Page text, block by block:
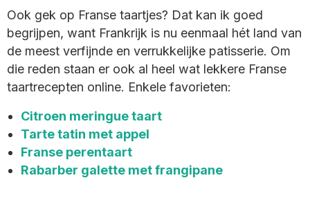
Ook gek op Franse taartjes? Dat kan ik goed
begrijpen, want Frankrijk is nu eenmaal hét land van
de meest verfijnde en verrukkelijke patisserie. Om
die reden staan er ook al heel wat lekkere Franse
taartrecepten online. Enkele favorieten:
Citroen meringue taart
Tarte tatin met appel
Franse perentaart
Rabarber galette met frangipane